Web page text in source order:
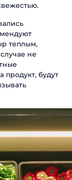
теплым,
не
продукт, будут